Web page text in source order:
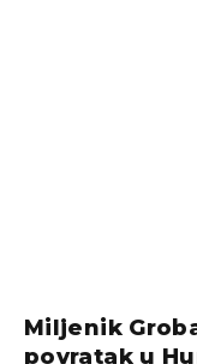
Miljenik
povratak u